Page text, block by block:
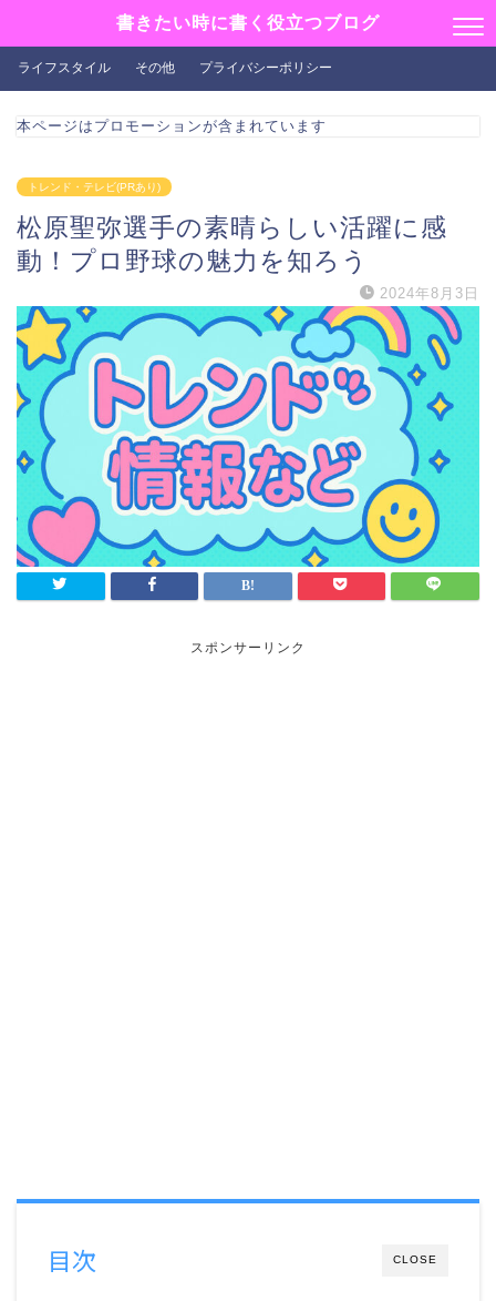
書きたい時に書く役立つブログ
ライフスタイル その他 プライバシーポリシー
本ページはプロモーションが含まれています
トレンド・テレビ(PRあり)
松原聖弥選手の素晴らしい活躍に感
動！プロ野球の魅力を知ろう
2024年8月3日
スポンサーリンク
CLOSE
目次